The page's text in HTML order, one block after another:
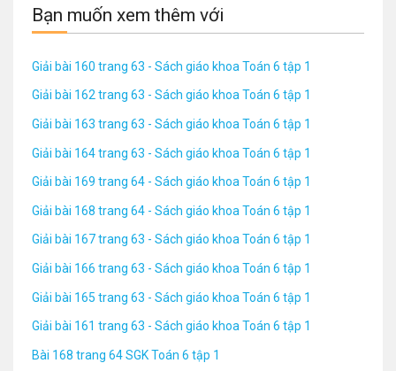
Bạn muốn xem thêm với
Giải bài 160 trang 63 - Sách giáo khoa Toán 6 tập 1
Giải bài 162 trang 63 - Sách giáo khoa Toán 6 tập 1
Giải bài 163 trang 63 - Sách giáo khoa Toán 6 tập 1
Giải bài 164 trang 63 - Sách giáo khoa Toán 6 tập 1
Giải bài 169 trang 64 - Sách giáo khoa Toán 6 tập 1
Giải bài 168 trang 64 - Sách giáo khoa Toán 6 tập 1
Giải bài 167 trang 63 - Sách giáo khoa Toán 6 tập 1
Giải bài 166 trang 63 - Sách giáo khoa Toán 6 tập 1
Giải bài 165 trang 63 - Sách giáo khoa Toán 6 tập 1
Giải bài 161 trang 63 - Sách giáo khoa Toán 6 tập 1
Bài 168 trang 64 SGK Toán 6 tập 1